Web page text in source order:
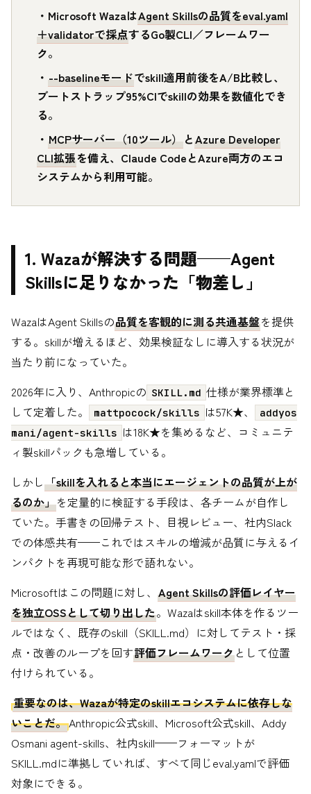
・Microsoft WazaはAgent Skillsの品質をeval.yaml
＋validatorで採点するGo製CLI／フレームワー
ク。
・ --baselineモードでskill適用前後をA/B比較し、
ブートストラップ95%CIでskillの効果を数値化でき
る。
・ MCPサーバー（10ツール）とAzure Developer
CLI拡張を備え、Claude CodeとAzure両方のエコ
システムから利用可能。
1. Wazaが解決する問題——Agent
Skillsに足りなかった「物差し」
WazaはAgent Skillsの品質を客観的に測る共通基盤を提供
する。skillが増えるほど、効果検証なしに導入する状況が
当たり前になっていた。
2026年に入り、Anthropicの SKILL.md 仕様が業界標準と
して定着した。
mattpocock/skills は57K★、
addyos
mani/agent-skills は18K★を集めるなど、コミュニテ
ィ製skillパックも急増している。
しかし「skillを入れると本当にエージェントの品質が上が
るのか」を定量的に検証する手段は、各チームが自作し
ていた。手書きの回帰テスト、目視レビュー、社内Slack
での体感共有——これではスキルの増減が品質に与えるイ
ンパクトを再現可能な形で語れない。
Microsoftはこの問題に対し、 Agent Skillsの評価レイヤー
を独立OSSとして切り出した。Wazaはskill本体を作るツー
ルではなく、既存のskill（SKILL.md）に対してテスト・採
点・改善のループを回す評価フレームワークとして位置
付けられている。
重要なのは、Wazaが特定のskillエコシステムに依存しな
いことだ。Anthropic公式skill、Microsoft公式skill、Addy
Osmani agent-skills、社内skill——フォーマットが
SKILL.mdに準拠していれば、すべて同じeval.yamlで評価
対象にできる。